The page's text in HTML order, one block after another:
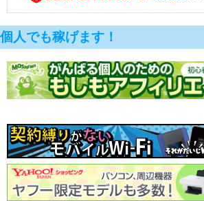
個人でも稼げます！